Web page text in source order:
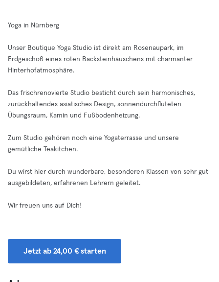
Yoga in Nürnberg
Unser Boutique Yoga Studio ist direkt am Rosenaupark, im
Erdgeschoß eines roten Backsteinhäuschens mit charmanter
Hinterhofatmosphäre.
Das frischrenovierte Studio besticht durch sein harmonisches,
zurückhaltendes asiatisches Design, sonnendurchfluteten
Übungsraum, Kamin und Fußbodenheizung.
Zum Studio gehören noch eine Yogaterrasse und unsere
gemütliche Teakitchen.
Du wirst hier durch wunderbare, besonderen Klassen von sehr gut
ausgebildeten, erfahrenen Lehrern geleitet.
​Wir freuen uns auf Dich!
Jetzt ab 24,00 € starten